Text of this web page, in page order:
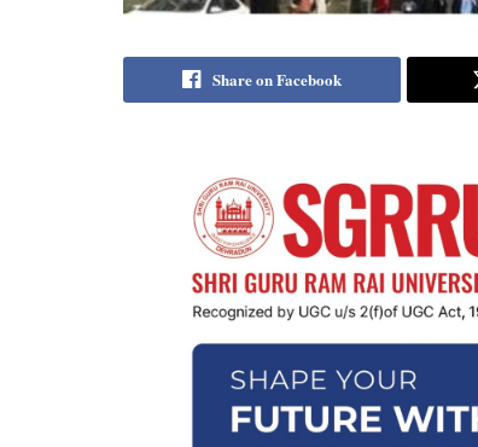
Share on Facebook